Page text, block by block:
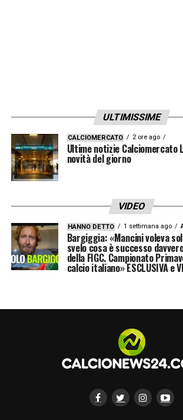
ULTIMISSIME
CALCIOMERCATO 2 ore ago
Ultime notizie Calciomercato
novità del giorno
VIDEO
HANNO DETTO 1 settimana ago
Bargiggia: «Mancini voleva
svelo cosa è successo
della FIGC. Campionato
calcio italiano» ESCLUSIVA e